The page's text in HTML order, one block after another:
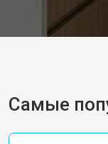
Самые